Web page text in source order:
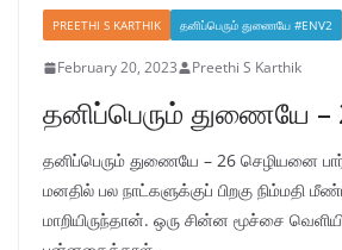
PREETHI S KARTHIK தனிப்பெரும் துணையே #ENV2
February 20, 2023 Preethi S Karthik
தனிப்பெரும் துணையே –
தனிப்பெரும் துணையே – 26 செழியனை
மனதில் பல நாட்களுக்குப் பிறகு நிம்மதி
மாறியிருந்தான். ஒரு சின்ன மூச்சை